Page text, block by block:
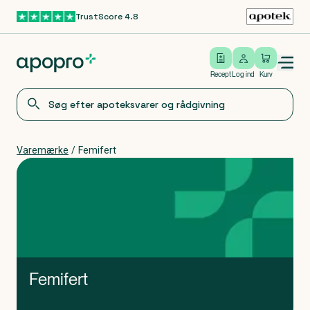
Gå til hovedindholdTrustScore 4.8
Recept
Log ind
Log ind Kurv
Open/close menu
Varemærke / Femifert
Femifert